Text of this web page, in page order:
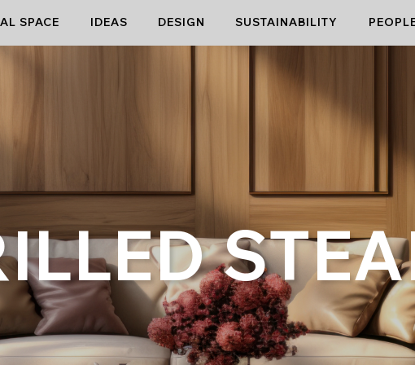
SPACE IDEAS DESIGN SUSTAINABILITY